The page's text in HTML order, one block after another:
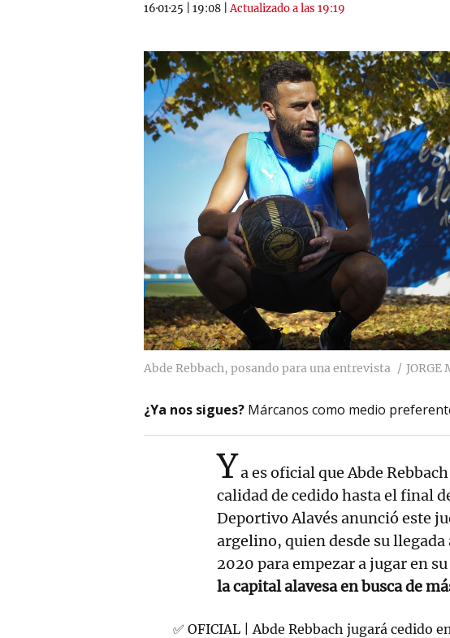
16·01·25 19:08 |Actualizado a las 19:19
Abde Rebbach, posando para una entrevista JORGE
¿Ya nos sigues? Márcanos como medio
Ya es oficial que Abde
calidad de cedido hasta el final
Deportivo Alavés anunció este
argelino, quien desde su
2020 para empezar a jugar en
la capital alavesa en busca de
✅ OFICIAL | Abde Rebbach jugará cedido